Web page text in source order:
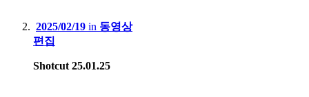
2025/02/19 in 동영상
편집
Shotcut 25.01.25